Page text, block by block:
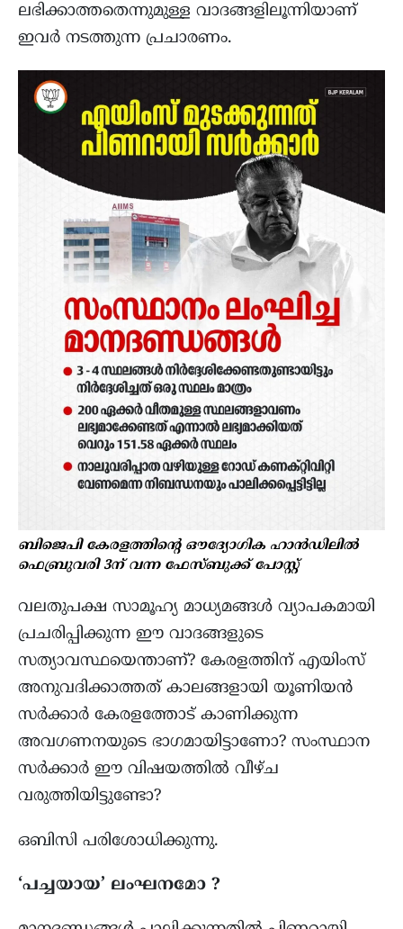
ലഭിക്കാത്തതെന്നുമുള്ള വാദങ്ങളിലൂന്നിയാണ്
ഇവർ നടത്തുന്ന പ്രചാരണം.
ബിജെപി കേരളത്തിന്റെ ഔദ്യോഗിക ഹാൻഡിലിൽ
ഫെബ്രുവരി 3ന് വന്ന ഫേസ്ബുക്ക് പോസ്റ്റ്‌
വലതുപക്ഷ സാമൂഹ്യ മാധ്യമങ്ങൾ വ്യാപകമായി
പ്രചരിപ്പിക്കുന്ന ഈ വാദങ്ങളുടെ
സത്യാവസ്ഥയെന്താണ്? കേരളത്തിന് എയിംസ്
അനുവദിക്കാത്തത് കാലങ്ങളായി യൂണിയൻ
സർക്കാർ കേരളത്തോട് കാണിക്കുന്ന
അവഗണനയുടെ ഭാഗമായിട്ടാണോ? സംസ്ഥാന
സർക്കാർ ഈ വിഷയത്തിൽ വീഴ്ച
വരുത്തിയിട്ടുണ്ടോ?
ഒബിസി പരിശോധിക്കുന്നു.
‘പച്ചയായ’ ലംഘനമോ ?